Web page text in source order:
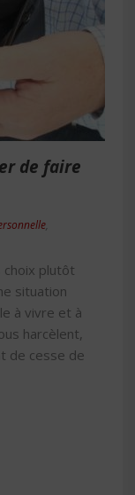
de faire
choix plutôt
situation
à vivre et à
harcèlent,
de cesse de